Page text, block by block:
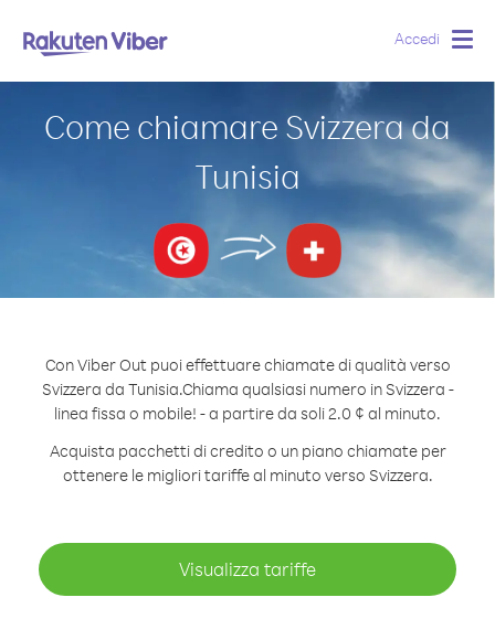
Accedi
Come chiamare Svizzera da
Tunisia
Con Viber Out puoi effettuare chiamate di qualità verso
Svizzera da Tunisia.Chiama qualsiasi numero in Svizzera -
linea fissa o mobile! - a partire da soli 2.0 ¢ al minuto.
Acquista pacchetti di credito o un piano chiamate per
ottenere le migliori tariffe al minuto verso Svizzera.
Visualizza tariffe